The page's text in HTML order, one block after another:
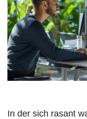
In der sich rasant